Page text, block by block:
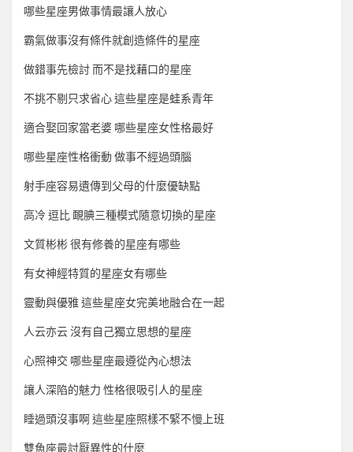
哪些星座男做事情最讓人放心
霸氣做事沒有條件就創造條件的星座
做錯事先檢討 而不是找藉口的星座
不挑不剔只求省心 這些星座是蛙系青年
適合娶回家當老婆 哪些星座女性格最好
哪些星座性格衝動 做事不經過頭腦
射手座容易遺傳到父母的什麼優缺點
高冷 逗比 靦腆三種模式隨意切換的星座
文質彬彬 很有修養的星座有哪些
有女神經特質的星座女有哪些
靈動與優雅 這些星座女完美地融合在一起
人云亦云 沒有自己獨立思想的星座
心照神交 哪些星座最遵從內心想法
讓人深陷的魅力 性格很吸引人的星座
睡過頭沒事啊 這些星座照樣不緊不慢上班
雙魚座最討厭異性的什麼